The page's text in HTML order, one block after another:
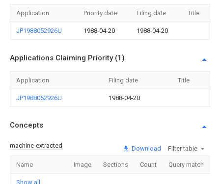
Application Priority date Filing date Title
JP1988052926U 1988-04-20 1988-04-20
Applications Claiming Priority (1)
Application Filing date Title
JP1988052926U 1988-04-20
Concepts
machine-extracted Download Filter table
Name Image Sections Count Query match
Show all